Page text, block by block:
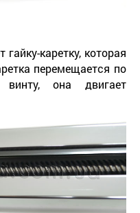
каретку, которая
перемещается по
она двигает